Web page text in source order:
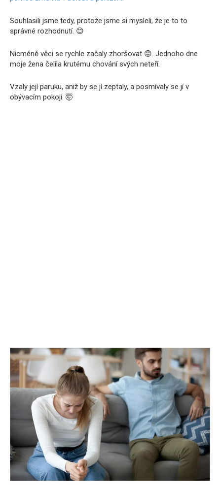
Souhlasili jsme tedy, protože jsme si mysleli, že je to to
správné rozhodnutí. 😊
Nicméně věci se rychle začaly zhoršovat 😟. Jednoho dne
moje žena čelila krutému chování svých neteří.
Vzaly její paruku, aniž by se jí zeptaly, a posmívaly se jí v
obývacím pokoji. 🤯